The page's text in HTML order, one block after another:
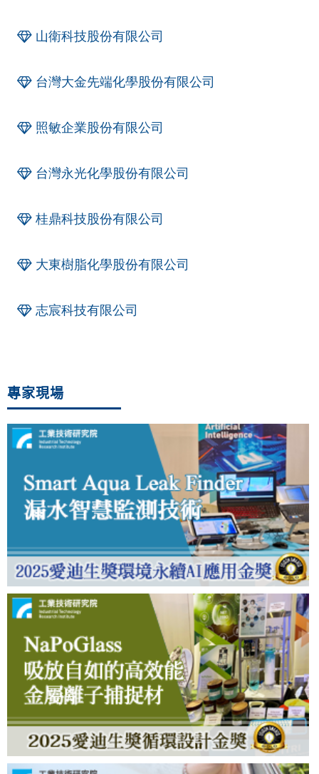
山衛科技股份有限公司
台灣大金先端化學股份有限公司
照敏企業股份有限公司
台灣永光化學股份有限公司
桂鼎科技股份有限公司
大東樹脂化學股份有限公司
志宸科技有限公司
專家現場